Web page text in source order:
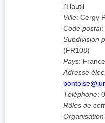
l'Hautil
Ville: Cergy
Code postal:
Subdivision
(FR108)
Pays: France
Adresse
Téléphone:
Rôles de